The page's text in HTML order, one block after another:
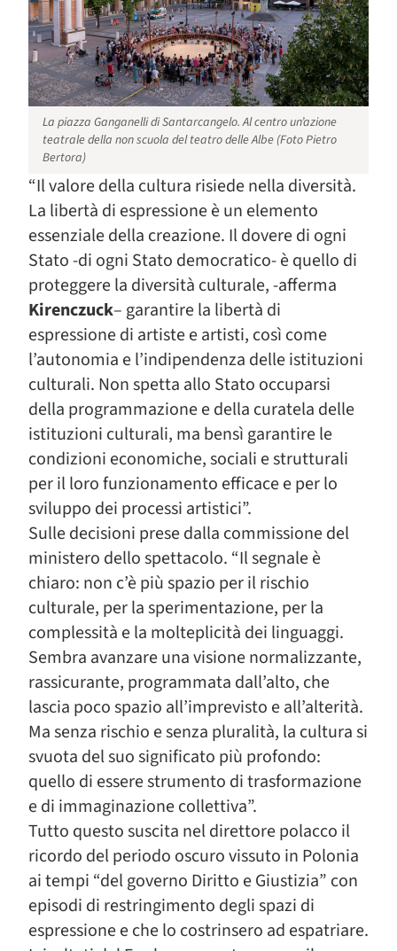
La piazza Ganganelli di Santarcangelo. Al centro un’azione
teatrale della non scuola del teatro delle Albe (Foto Pietro
Bertora)
“Il valore della cultura risiede nella diversità.
La libertà di espressione è un elemento
essenziale della creazione. Il dovere di ogni
Stato -di ogni Stato democratico- è quello di
proteggere la diversità culturale, -afferma
Kirenczuck– garantire la libertà di
espressione di artiste e artisti, così come
l’autonomia e l’indipendenza delle istituzioni
culturali. Non spetta allo Stato occuparsi
della programmazione e della curatela delle
istituzioni culturali, ma bensì garantire le
condizioni economiche, sociali e strutturali
per il loro funzionamento efficace e per lo
sviluppo dei processi artistici”.
Sulle decisioni prese dalla commissione del
ministero dello spettacolo. “Il segnale è
chiaro: non c’è più spazio per il rischio
culturale, per la sperimentazione, per la
complessità e la molteplicità dei linguaggi.
Sembra avanzare una visione normalizzante,
rassicurante, programmata dall’alto, che
lascia poco spazio all’imprevisto e all’alterità.
Ma senza rischio e senza pluralità, la cultura si
svuota del suo significato più profondo:
quello di essere strumento di trasformazione
e di immaginazione collettiva”.
Tutto questo suscita nel direttore polacco il
ricordo del periodo oscuro vissuto in Polonia
ai tempi “del governo Diritto e Giustizia” con
episodi di restringimento degli spazi di
espressione e che lo costrinsero ad espatriare.